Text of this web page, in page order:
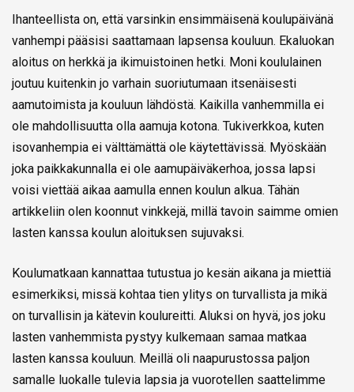
Ihanteellista on, että varsinkin ensimmäisenä koulupäivänä
vanhempi pääsisi saattamaan lapsensa kouluun. Ekaluokan
aloitus on herkkä ja ikimuistoinen hetki. Moni koululainen
joutuu kuitenkin jo varhain suoriutumaan itsenäisesti
aamutoimista ja kouluun lähdöstä. Kaikilla vanhemmilla ei
ole mahdollisuutta olla aamuja kotona. Tukiverkkoa, kuten
isovanhempia ei välttämättä ole käytettävissä. Myöskään
joka paikkakunnalla ei ole aamupäiväkerhoa, jossa lapsi
voisi viettää aikaa aamulla ennen koulun alkua. Tähän
artikkeliin olen koonnut vinkkejä, millä tavoin saimme omien
lasten kanssa koulun aloituksen sujuvaksi.
Koulumatkaan kannattaa tutustua jo kesän aikana ja miettiä
esimerkiksi, missä kohtaa tien ylitys on turvallista ja mikä
on turvallisin ja kätevin koulureitti. Aluksi on hyvä, jos joku
lasten vanhemmista pystyy kulkemaan samaa matkaa
lasten kanssa kouluun. Meillä oli naapurustossa paljon
samalle luokalle tulevia lapsia ja vuorotellen saattelimme